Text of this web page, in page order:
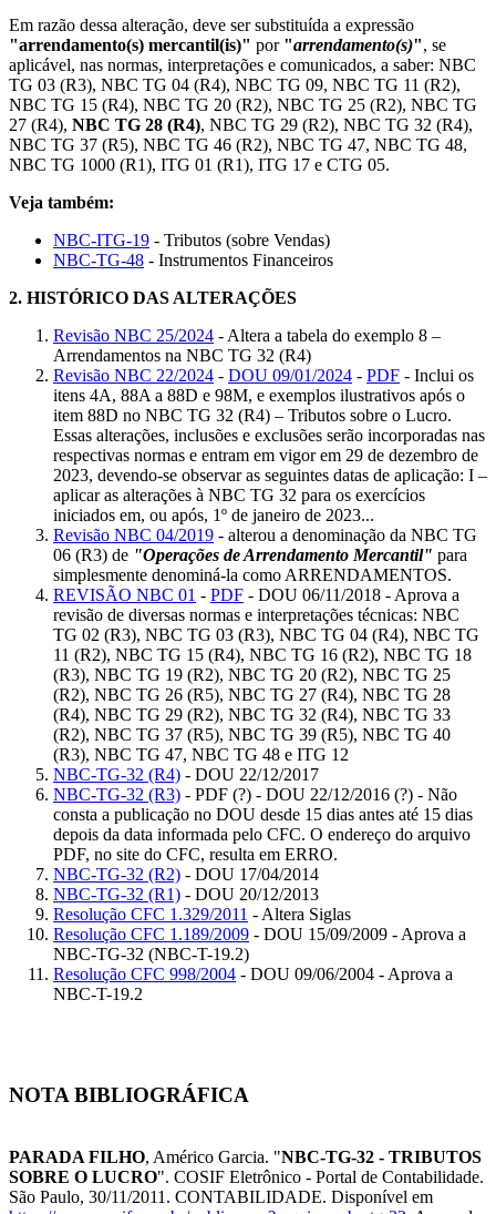
Em razão dessa alteração, deve ser substituída a expressão
"arrendamento(s) mercantil(is)" por "arrendamento(s)", se
aplicável, nas normas, interpretações e comunicados, a saber: NBC
TG 03 (R3), NBC TG 04 (R4), NBC TG 09, NBC TG 11 (R2),
NBC TG 15 (R4), NBC TG 20 (R2), NBC TG 25 (R2), NBC TG
27 (R4), NBC TG 28 (R4), NBC TG 29 (R2), NBC TG 32 (R4),
NBC TG 37 (R5), NBC TG 46 (R2), NBC TG 47, NBC TG 48,
NBC TG 1000 (R1), ITG 01 (R1), ITG 17 e CTG 05.
Veja também:
NBC-ITG-19 - Tributos (sobre Vendas)
NBC-TG-48 - Instrumentos Financeiros
2. HISTÓRICO DAS ALTERAÇÕES
Revisão NBC 25/2024 - Altera a tabela do exemplo 8 –
Arrendamentos na NBC TG 32 (R4)
Revisão NBC 22/2024 - DOU 09/01/2024 - PDF - Inclui os
itens 4A, 88A a 88D e 98M, e exemplos ilustrativos após o
item 88D no NBC TG 32 (R4) – Tributos sobre o Lucro.
Essas alterações, inclusões e exclusões serão incorporadas nas
respectivas normas e entram em vigor em 29 de dezembro de
2023, devendo-se observar as seguintes datas de aplicação: I –
aplicar as alterações à NBC TG 32 para os exercícios
iniciados em, ou após, 1º de janeiro de 2023...
Revisão NBC 04/2019 - alterou a denominação da NBC TG
06 (R3) de "Operações de Arrendamento Mercantil" para
simplesmente denominá-la como ARRENDAMENTOS.
REVISÃO NBC 01 - PDF - DOU 06/11/2018 - Aprova a
revisão de diversas normas e interpretações técnicas: NBC
TG 02 (R3), NBC TG 03 (R3), NBC TG 04 (R4), NBC TG
11 (R2), NBC TG 15 (R4), NBC TG 16 (R2), NBC TG 18
(R3), NBC TG 19 (R2), NBC TG 20 (R2), NBC TG 25
(R2), NBC TG 26 (R5), NBC TG 27 (R4), NBC TG 28
(R4), NBC TG 29 (R2), NBC TG 32 (R4), NBC TG 33
(R2), NBC TG 37 (R5), NBC TG 39 (R5), NBC TG 40
(R3), NBC TG 47, NBC TG 48 e ITG 12
NBC-TG-32 (R4) - DOU 22/12/2017
NBC-TG-32 (R3) - PDF (?) - DOU 22/12/2016 (?) - Não
consta a publicação no DOU desde 15 dias antes até 15 dias
depois da data informada pelo CFC. O endereço do arquivo
PDF, no site do CFC, resulta em ERRO.
NBC-TG-32 (R2) - DOU 17/04/2014
NBC-TG-32 (R1) - DOU 20/12/2013
Resolução CFC 1.329/2011 - Altera Siglas
Resolução CFC 1.189/2009 - DOU 15/09/2009 - Aprova a
NBC-TG-32 (NBC-T-19.2)
Resolução CFC 998/2004 - DOU 09/06/2004 - Aprova a
NBC-T-19.2
NOTA BIBLIOGRÁFICA
PARADA FILHO, Américo Garcia. "NBC-TG-32 - TRIBUTOS
SOBRE O LUCRO". COSIF Eletrônico - Portal de Contabilidade.
São Paulo, 30/11/2011. CONTABILIDADE. Disponível em